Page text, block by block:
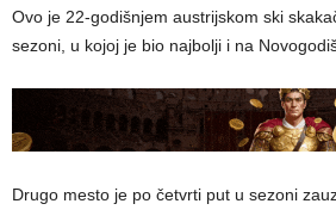
Ovo je 22-godišnjem austrijskom ski
sezoni, u kojoj je bio najbolji i na
Drugo mesto je po četvrti put u sezoni